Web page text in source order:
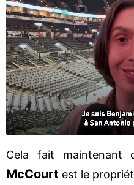
Cela fait maintenant
McCourt est le